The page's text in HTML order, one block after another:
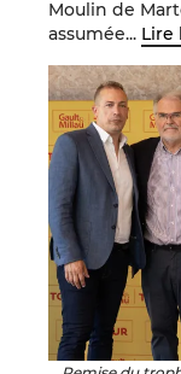
Moulin de
assumée... Lire